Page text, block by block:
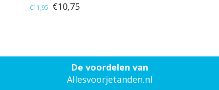
€11,95 €10,75
De voordelen van
Allesvoorjetanden.nl